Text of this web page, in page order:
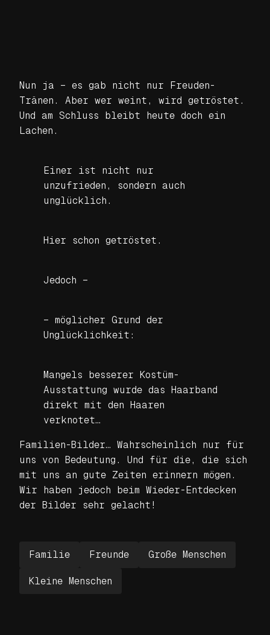
Nun ja – es gab nicht nur Freuden-
Tränen. Aber wer weint, wird getröstet.
Und am Schluss bleibt heute doch ein
Lachen.
Einer ist nicht nur
unzufrieden, sondern auch
unglücklich.
Hier schon getröstet.
Jedoch –
– möglicher Grund der
Unglücklichkeit:
Mangels besserer Kostüm-
Ausstattung wurde das Haarband
direkt mit den Haaren
verknotet…
Familien-Bilder… Wahrscheinlich nur für
uns von Bedeutung. Und für die, die sich
mit uns an gute Zeiten erinnern mögen.
Wir haben jedoch beim Wieder-Entdecken
der Bilder sehr gelacht!
Familie Freunde Große Menschen
Kleine Menschen